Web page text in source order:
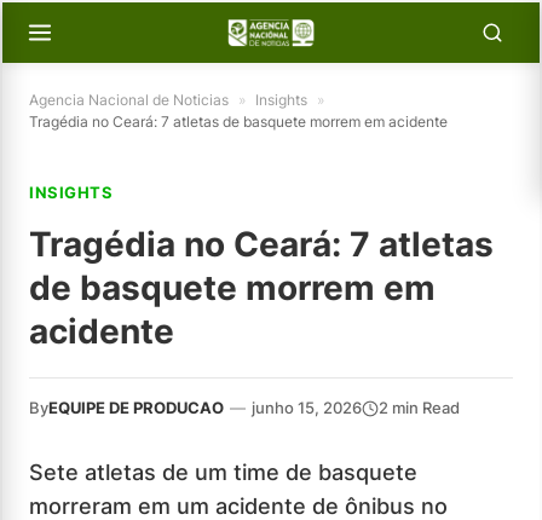
Agencia Nacional de Noticias » Insights »
Tragédia no Ceará: 7 atletas de basquete morrem em acidente
INSIGHTS
Tragédia no Ceará: 7 atletas
de basquete morrem em
acidente
ByEQUIPE DE PRODUCAO — junho 15, 2026 2 min Read
Sete atletas de um time de basquete
morreram em um acidente de ônibus no